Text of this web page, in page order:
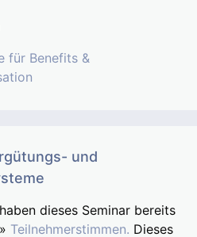
für Benefits &
und
dieses Seminar bereits
Teilnehmerstimmen. Dieses